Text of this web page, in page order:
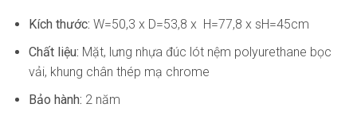
Kích thước: W=50,3 x D=53,8 x H=77,8 x sH=45cm
Chất liệu: Mặt, lưng nhựa đúc lót nệm polyurethane bọc
vải, khung chân thép mạ chrome
Bảo hành: 2 năm